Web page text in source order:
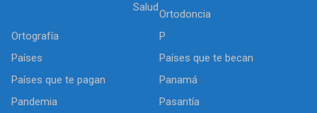
Salud
Ortodoncia
Ortografía
P
Países
Países que te becan
Países que te pagan
Panamá
Pandemia
Pasantía